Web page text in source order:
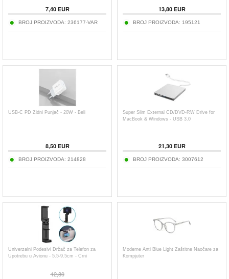
7,40EUR
BROJ PROIZVODA: 236177-VAR
13,80EUR
BROJ PROIZVODA: 195121
USB-C PD Zidni Punjač - 20W - Beli
8,50EUR
BROJ PROIZVODA: 214828
Super Slim External CD/DVD-RW Drive for
MacBook & Windows - USB 3.0
21,30EUR
BROJ PROIZVODA: 3007612
Univerzalni Podesivi Držač za Telefon za
Upotrebu u Avionu - 5.5-9.5cm - Crni
12,80
Moderne Anti Blue Light Zaštitne Naočare za
Kompjuter